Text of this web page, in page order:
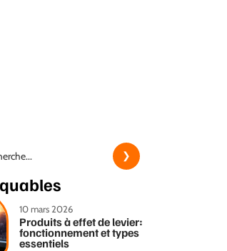
10 mars 2026
Produits à effet de levier:
fonctionnement et types
essentiels